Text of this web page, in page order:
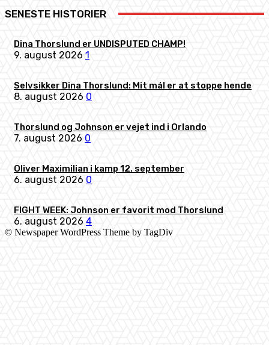
SENESTE HISTORIER
Dina Thorslund er UNDISPUTED CHAMP!
9. august 2026 1
Selvsikker Dina Thorslund: Mit mål er at stoppe hende
8. august 2026 0
Thorslund og Johnson er vejet ind i Orlando
7. august 2026 0
Oliver Maximilian i kamp 12. september
6. august 2026 0
FIGHT WEEK: Johnson er favorit mod Thorslund
6. august 2026 4
© Newspaper WordPress Theme by TagDiv